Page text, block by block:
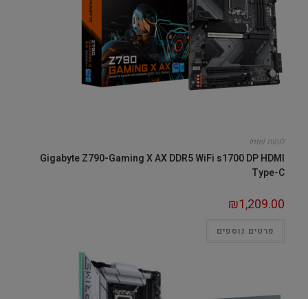
לוחות Intel
Gigabyte Z790-Gaming X AX DDR5 WiFi s1700 DP HDMI
Type-C
₪1,209.00
פרטים נוספים